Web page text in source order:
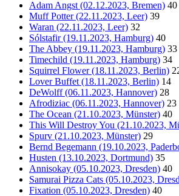
Adam Angst (02.12.2023, Bremen) 40
Muff Potter (22.11.2023, Leer) 39
Waran (22.11.2023, Leer) 32
Sólstafir (19.11.2023, Hamburg) 40
The Abbey (19.11.2023, Hamburg) 33
Timechild (19.11.2023, Hamburg) 34
Squirrel Flower (18.11.2023, Berlin)
Lover Buffet (18.11.2023, Berlin) 14
DeWolff (06.11.2023, Hannover) 28
Afrodiziac (06.11.2023, Hannover) 23
The Ocean (21.10.2023, Münster) 40
This Will Destroy You (21.10.2023,
Spurv (21.10.2023, Münster) 29
Bernd Begemann (19.10.2023,
Husten (13.10.2023, Dortmund) 35
Annisokay (05.10.2023, Dresden) 40
Samurai Pizza Cats (05.10.2023,
Fixation (05.10.2023, Dresden) 40